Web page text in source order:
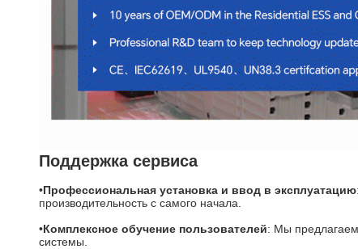
Поддержка сервиса
•Профессиональная установка и ввод в эксплуатацию
производительность с самого начала.
•Комплексное обучение пользователей: Мы предлагаем
системы.